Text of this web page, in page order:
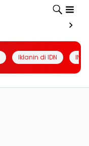
Iklanin di IDN